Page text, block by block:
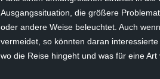
z
Ausgangssituation, die größere
oder andere Weise beleuchtet. Auch
vermeidet, so könnten daran
wo die Reise hingeht und was für eine